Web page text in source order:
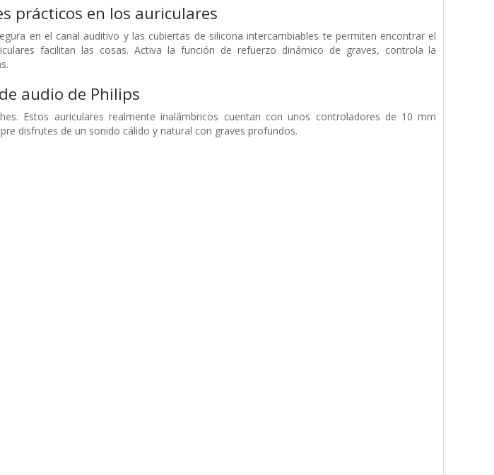
prácticos en los auriculares
en el canal auditivo y las cubiertas de silicona intercambiables te permiten encontrar el
facilitan las cosas. Activa la función de refuerzo dinámico de graves, controla la
audio de Philips
Estos auriculares realmente inalámbricos cuentan con unos controladores de 10 mm
disfrutes de un sonido cálido y natural con graves profundos.